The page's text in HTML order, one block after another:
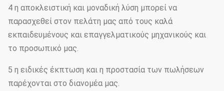
4 η αποκλειστική και μοναδική λύση μπορεί να
παρασχεθεί στον πελάτη μας από τους καλά
εκπαιδευμένους και επαγγελματικούς μηχανικούς και
το προσωπικό μας.
5 η ειδικές έκπτωση και η προστασία των πωλήσεων
παρέχονται στο διανομέα μας.